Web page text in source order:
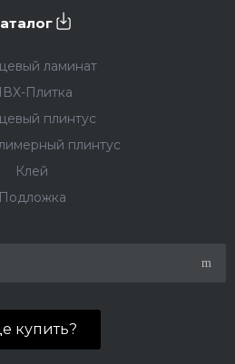
ламинат
Плитка
плинтус
плинтус
Клей
Подложка
купить?